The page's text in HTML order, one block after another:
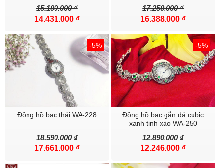
15.190.000 ₫
14.431.000 ₫
17.250.000 ₫
16.388.000 ₫
-5%
Đồng hồ bạc thái WA-228
18.590.000 ₫
17.661.000 ₫
-5%
Đồng hồ bạc gắn đá cubic
xanh tinh xảo WA-250
12.890.000 ₫
12.246.000 ₫